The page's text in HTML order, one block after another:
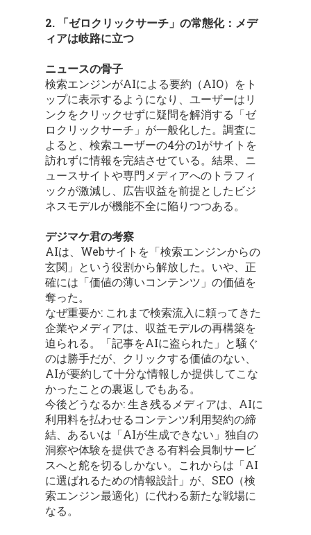
2. 「ゼロクリックサーチ」の常態化：メデ
ィアは岐路に立つ
ニュースの骨子
検索エンジンがAIによる要約（AIO）をト
ップに表示するようになり、ユーザーはリ
ンクをクリックせずに疑問を解消する「ゼ
ロクリックサーチ」が一般化した。調査に
よると、検索ユーザーの4分の1がサイトを
訪れずに情報を完結させている。結果、ニ
ュースサイトや専門メディアへのトラフィ
ックが激減し、広告収益を前提としたビジ
ネスモデルが機能不全に陥りつつある。
デジマケ君の考察
AIは、Webサイトを「検索エンジンからの
玄関」という役割から解放した。いや、正
確には「価値の薄いコンテンツ」の価値を
奪った。
なぜ重要か: これまで検索流入に頼ってきた
企業やメディアは、収益モデルの再構築を
迫られる。「記事をAIに盗られた」と騒ぐ
のは勝手だが、クリックする価値のない、
AIが要約して十分な情報しか提供してこな
かったことの裏返しでもある。
今後どうなるか: 生き残るメディアは、AIに
利用料を払わせるコンテンツ利用契約の締
結、あるいは「AIが生成できない」独自の
洞察や体験を提供できる有料会員制サービ
スへと舵を切るしかない。これからは「AI
に選ばれるための情報設計」が、SEO（検
索エンジン最適化）に代わる新たな戦場に
なる。